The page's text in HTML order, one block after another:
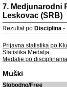
7. Medjunarodni
Leskovac (SRB)
Rezultat po Disciplina -
Prijavna statistika po
Statistika Medalja
Medalje po disciplinama
Muški
Slobodno/Free